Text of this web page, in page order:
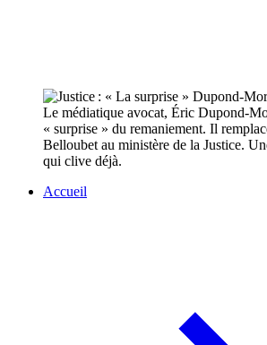
Le médiatique avocat, Éric Dupond-
« surprise » du remaniement. Il
Belloubet au ministère de la Justice.
qui clive déjà.
Accueil